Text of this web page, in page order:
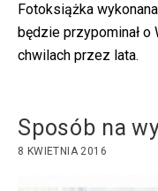
Fotoksiążka
będzie przypominał
chwilach przez lata.
Sposób na
8 KWIETNIA 2016